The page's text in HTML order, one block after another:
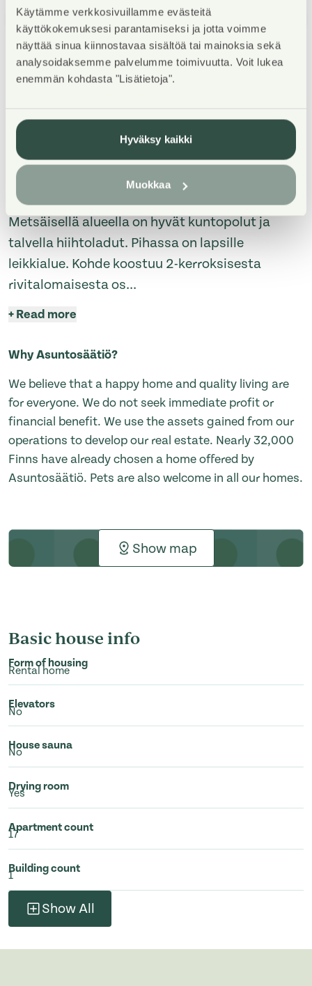
Käytämme verkkosivuillamme evästeitä
käyttökokemuksesi parantamiseksi ja jotta voimme
näyttää sinua kiinnostavaa sisältöä tai mainoksia sekä
analysoidaksemme palvelumme toimivuutta. Voit lukea
enemmän kohdasta "Lisätietoja".
Hyväksy kaikki
Muokkaa
1/ 5
Property Introduction
Talo sijaitsee Oulun kaupungin eteläpuolella
Hiirosessa, noin 4 kilometriä keskustasta.
Metsäisellä alueella on hyvät kuntopolut ja
talvella hiihtoladut. Pihassa on lapsille
leikkialue. Kohde koostuu 2-kerroksisesta
rivitalomaisesta os...
+Read more
Why Asuntosäätiö?
We believe that a happy home and quality living are
for everyone. We do not seek immediate profit or
financial benefit. We use the assets gained from our
operations to develop our real estate. Nearly 32,000
Finns have already chosen a home offered by
Asuntosäätiö. Pets are also welcome in all our homes.
Show map
Basic house info
Form of housing
Rental home
Elevators
No
House sauna
No
Drying room
Yes
Apartment count
17
Building count
1
Show All